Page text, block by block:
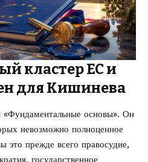
кластер ЕС и
для Кишинева
«Фундаментальные основы». Он
невозможно полноценное
прежде всего правосудие,
государственное